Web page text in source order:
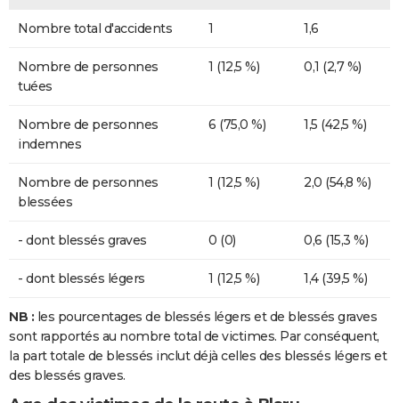
Nombre total d'accidents 1 1,6
Nombre de personnes
tuées
1 (12,5 %) 0,1 (2,7 %)
Nombre de personnes
indemnes
6 (75,0 %) 1,5 (42,5 %)
Nombre de personnes
blessées
1 (12,5 %) 2,0 (54,8 %)
- dont blessés graves 0 (0) 0,6 (15,3 %)
- dont blessés légers 1 (12,5 %) 1,4 (39,5 %)
NB : les pourcentages de blessés légers et de blessés graves
sont rapportés au nombre total de victimes. Par conséquent,
la part totale de blessés inclut déjà celles des blessés légers et
des blessés graves.